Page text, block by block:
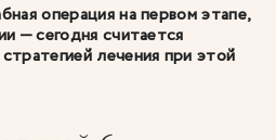
операция на первом этапе,
— сегодня считается
лечения при этой